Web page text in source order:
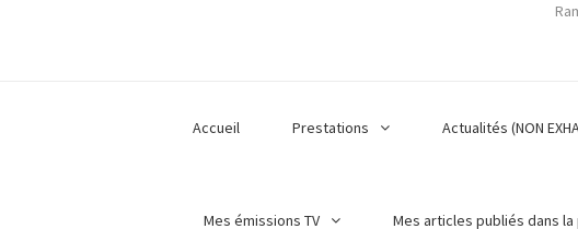
Accueil Prestations Actualités (NON
Mes émissions TV Mes articles publiés dans